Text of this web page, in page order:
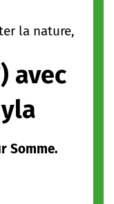
la nature,
avec
Somme.